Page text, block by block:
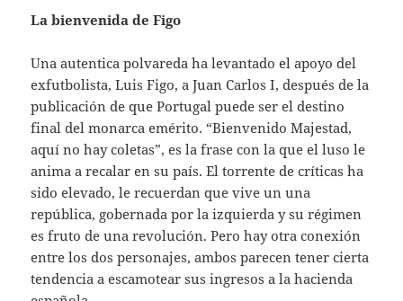
La bienvenida de Figo
Una autentica polvareda ha levantado el apoyo del
exfutbolista, Luis Figo, a Juan Carlos I, después de la
publicación de que Portugal puede ser el destino
final del monarca emérito. “Bienvenido Majestad,
aquí no hay coletas”, es la frase con la que el luso le
anima a recalar en su país. El torrente de críticas ha
sido elevado, le recuerdan que vive un una
república, gobernada por la izquierda y su régimen
es fruto de una revolución. Pero hay otra conexión
entre los dos personajes, ambos parecen tener cierta
tendencia a escamotear sus ingresos a la hacienda